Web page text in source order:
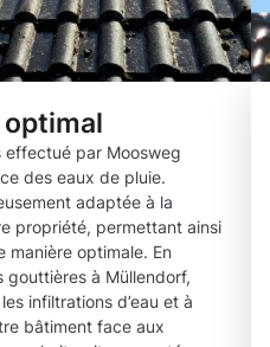
par Moosweg
des eaux de pluie.
adaptée à la
propriété, permettant ainsi
manière optimale. En
à Müllendorf,
infiltrations d’eau et à
bâtiment face aux